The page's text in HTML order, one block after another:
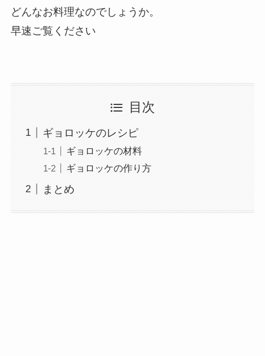
どんなお料理なのでしょうか。
早速ご覧ください
目次
ギョロッケのレシピ
ギョロッケの材料
ギョロッケの作り方
まとめ